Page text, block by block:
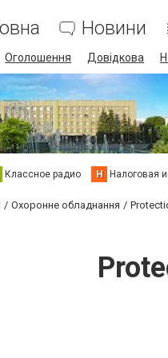
Новини
Оголошення Довідкова
Классное радио Н Налоговая
Охоронне обладнання